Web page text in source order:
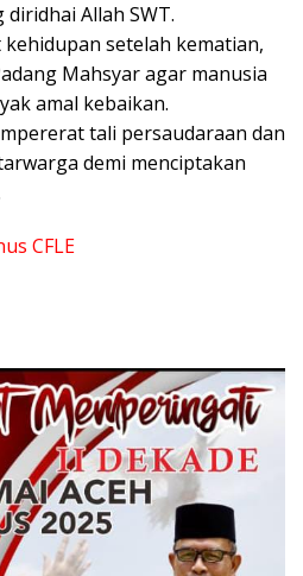
Allah SWT.
setelah kematian,
Mahsyar agar manusia
amal kebaikan.
tali persaudaraan dan
demi menciptakan
CFLE